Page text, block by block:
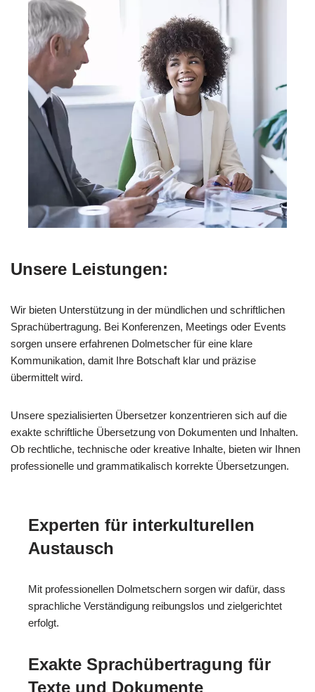
Unsere Leistungen:
Wir bieten Unterstützung in der mündlichen und schriftlichen
Sprachübertragung. Bei Konferenzen, Meetings oder Events
sorgen unsere erfahrenen Dolmetscher für eine klare
Kommunikation, damit Ihre Botschaft klar und präzise
übermittelt wird.
Unsere spezialisierten Übersetzer konzentrieren sich auf die
exakte schriftliche Übersetzung von Dokumenten und Inhalten.
Ob rechtliche, technische oder kreative Inhalte, bieten wir Ihnen
professionelle und grammatikalisch korrekte Übersetzungen.
Experten für interkulturellen
Austausch
Mit professionellen Dolmetschern sorgen wir dafür, dass
sprachliche Verständigung reibungslos und zielgerichtet
erfolgt.
Exakte Sprachübertragung für
Texte und Dokumente